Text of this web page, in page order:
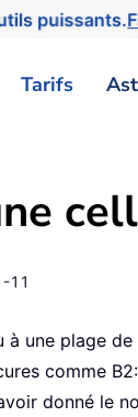
puissants.
Tarifs
11
une plage
comme
donné